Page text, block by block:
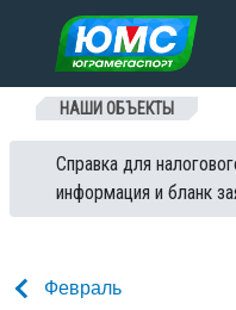
Перейти к содержанию
НАШИ ОБЪЕКТЫ
Справка для
информация и бланк
Февраль